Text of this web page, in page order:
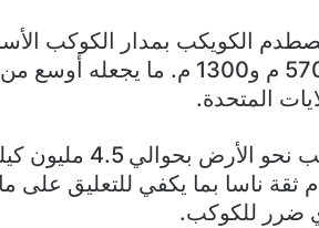
الكويكب بمدار الكوكب
الكويكب ما بين 570 م و1300
المتحدة.
ثقة ناسا بما يكفي للتعليق على
ضرر للكوكب.